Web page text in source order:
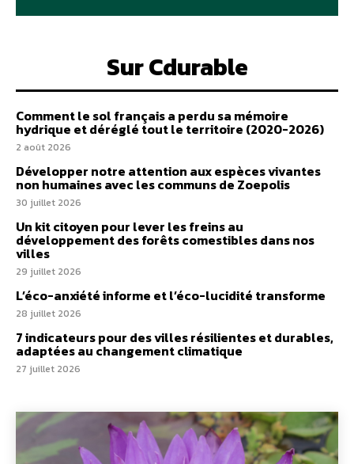
Sur Cdurable
Comment le sol français a perdu sa mémoire
hydrique et déréglé tout le territoire (2020-2026)
2 août 2026
Développer notre attention aux espèces vivantes
non humaines avec les communs de Zoepolis
30 juillet 2026
Un kit citoyen pour lever les freins au
développement des forêts comestibles dans nos
villes
29 juillet 2026
L’éco-anxiété informe et l’éco-lucidité transforme
28 juillet 2026
7 indicateurs pour des villes résilientes et durables,
adaptées au changement climatique
27 juillet 2026